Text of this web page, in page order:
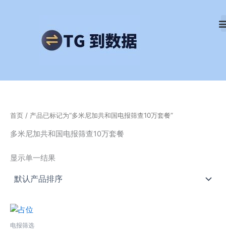
首页 / 产品已标记为“多米尼加共和国电报筛查10万套餐”
多米尼加共和国电报筛查10万套餐
显示单一结果
电报筛选